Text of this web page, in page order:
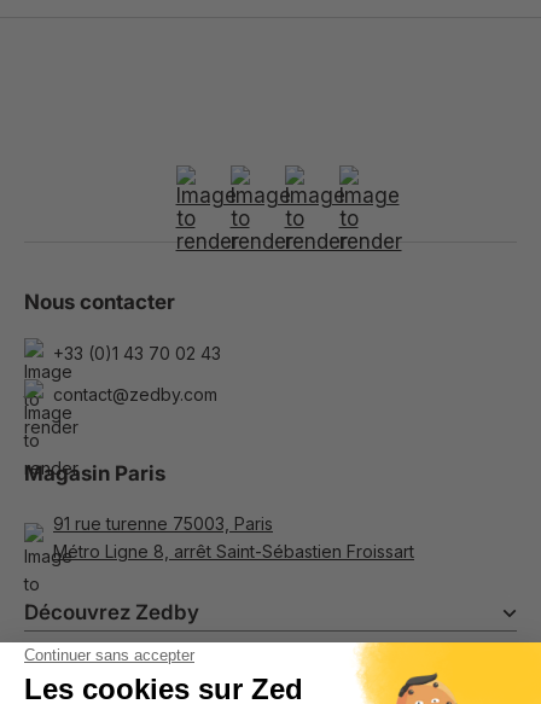
Nous contacter
+33 (0)1 43 70 02 43
contact@zedby.com
Magasin Paris
91 rue turenne 75003, Paris
Métro Ligne 8, arrêt Saint-Sébastien Froissart
Découvrez Zedby
Programme de fidélité & parrainage
Informations